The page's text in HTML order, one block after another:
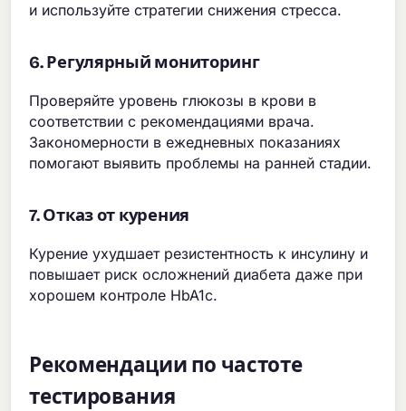
и используйте стратегии снижения стресса.
6. Регулярный мониторинг
Проверяйте уровень глюкозы в крови в
соответствии с рекомендациями врача.
Закономерности в ежедневных показаниях
помогают выявить проблемы на ранней стадии.
7. Отказ от курения
Курение ухудшает резистентность к инсулину и
повышает риск осложнений диабета даже при
хорошем контроле HbA1c.
Рекомендации по частоте
тестирования